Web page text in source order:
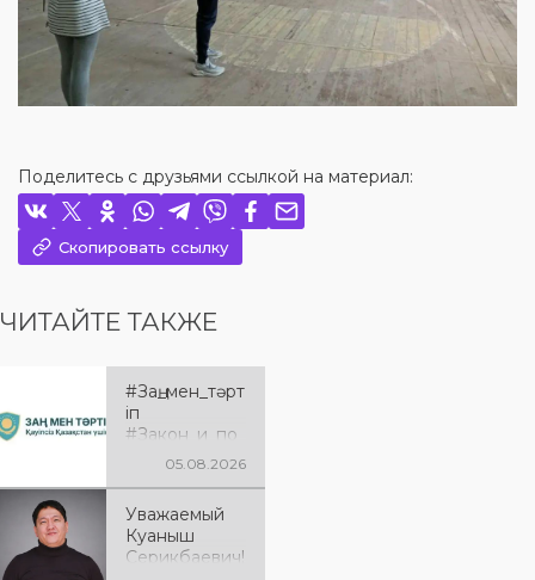
Поделитесь с друзьями ссылкой на материал:
Скопировать ссылку
ЧИТАЙТЕ ТАКЖЕ
#Заң_мен_тәрт
іп
#Закон_и_по
рядок05.08.2026
Уважаемый
Куаныш
Серикбаевич!